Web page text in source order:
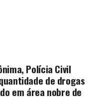
Polícia Civil
de drogas
em área nobre de